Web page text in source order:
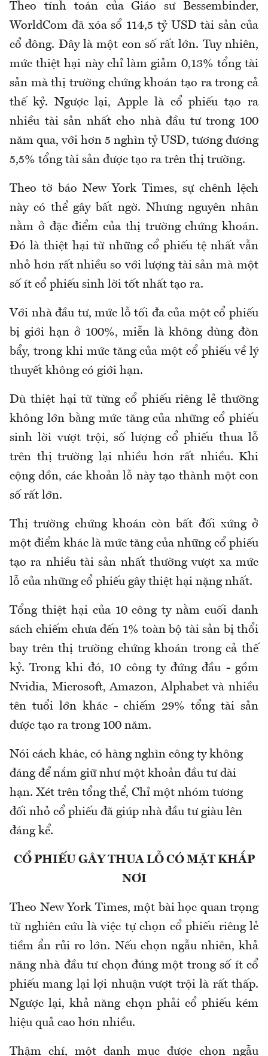
Theo tính toán của Giáo sư Bessembinder,
WorldCom đã xóa sổ 114,5 tỷ USD tài sản của
cổ đông. Đây là một con số rất lớn. Tuy nhiên,
mức thiệt hại này chỉ làm giảm 0,13% tổng tài
sản mà thị trường chứng khoán tạo ra trong cả
thế kỷ. Ngược lại, Apple là cổ phiếu tạo ra
nhiều tài sản nhất cho nhà đầu tư trong 100
năm qua, với hơn 5 nghìn tỷ USD, tương đương
5,5% tổng tài sản được tạo ra trên thị trường.
Theo tờ báo New York Times, sự chênh lệch
này có thể gây bất ngờ. Nhưng nguyên nhân
nằm ở đặc điểm của thị trường chứng khoán.
Đó là thiệt hại từ những cổ phiếu tệ nhất vẫn
nhỏ hơn rất nhiều so với lượng tài sản mà một
số ít cổ phiếu sinh lời tốt nhất tạo ra.
Với nhà đầu tư, mức lỗ tối đa của một cổ phiếu
bị giới hạn ở 100%, miễn là không dùng đòn
bẩy, trong khi mức tăng của một cổ phiếu về lý
thuyết không có giới hạn.
Dù thiệt hại từ từng cổ phiếu riêng lẻ thường
không lớn bằng mức tăng của những cổ phiếu
sinh lời vượt trội, số lượng cổ phiếu thua lỗ
trên thị trường lại nhiều hơn rất nhiều. Khi
cộng dồn, các khoản lỗ này tạo thành một con
số rất lớn.
Thị trường chứng khoán còn bất đối xứng ở
một điểm khác là mức tăng của những cổ phiếu
tạo ra nhiều tài sản nhất thường vượt xa mức
lỗ của những cổ phiếu gây thiệt hại nặng nhất.
Tổng thiệt hại của 10 công ty nằm cuối danh
sách chiếm chưa đến 1% toàn bộ tài sản bị thổi
bay trên thị trường chứng khoán trong cả thế
kỷ. Trong khi đó, 10 công ty đứng đầu - gồm
Nvidia, Microsoft, Amazon, Alphabet và nhiều
tên tuổi lớn khác - chiếm 29% tổng tài sản
được tạo ra trong 100 năm.
Nói cách khác, có hàng nghìn công ty không
đáng để nắm giữ như một khoản đầu tư dài
hạn. Xét trên tổng thể, Chỉ một nhóm tương
đối nhỏ cổ phiếu đã giúp nhà đầu tư giàu lên
đáng kể.
CỔ PHIẾU GÂY THUA LỖ CÓ MẶT KHẮP
NƠI
Theo New York Times, một bài học quan trọng
từ nghiên cứu là việc tự chọn cổ phiếu riêng lẻ
tiềm ẩn rủi ro lớn. Nếu chọn ngẫu nhiên, khả
năng nhà đầu tư chọn đúng một trong số ít cổ
phiếu mang lại lợi nhuận vượt trội là rất thấp.
Ngược lại, khả năng chọn phải cổ phiếu kém
hiệu quả cao hơn nhiều.
Thậm chí, một danh mục được chọn ngẫu